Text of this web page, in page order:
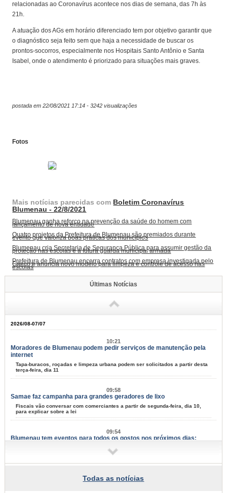
relacionadas ao Coronavírus acontece nos dias de semana, das 7h às
21h.
A atuação dos AGs em horário diferenciado tem por objetivo garantir que
o diagnóstico seja feito sem que haja a necessidade de buscar os
prontos-socorros, especialmente nos Hospitais Santo Antônio e Santa
Isabel, onde o atendimento é priorizado para situações mais graves.
postada em 22/08/2021 17:14 - 3242 visualizações
Fotos
Mais notícias parecidas com Boletim Coronavírus
Blumenau - 22/8/2021
Blumenau ganha reforço na prevenção da saúde do homem com
lançamento de nova entidade
Quatro projetos da Prefeitura de Blumenau são premiados durante
evento que valoriza boas práticas dos municípios
Blumenau cria Secretaria de Segurança Pública para assumir gestão da
proteção nas escolas e a futura guarda municipal armada
Prefeitura de Blumenau encerra contratos com empresa investigada pelo
Gaeco e anuncia novo modelo para limpeza e controle de acesso nas
escolas
Últimas Notícias
2026/08-07/07
10:21
Moradores de Blumenau podem pedir serviços de manutenção pela
internet
Tapa-buracos, roçadas e limpeza urbana podem ser solicitados a partir desta
terça-feira, dia 11
09:58
Samae faz campanha para grandes geradores de lixo
Fiscais vão conversar com comerciantes a partir de segunda-feira, dia 10,
para explicar sobre a lei
09:54
Blumenau tem eventos para todos os gostos nos próximos dias;
Música, arte e cultura marcam mais um fim de semana na cidade
Famílias do Loteamento Arnold Zickuhr recebem regularização dos
Todas as notícias